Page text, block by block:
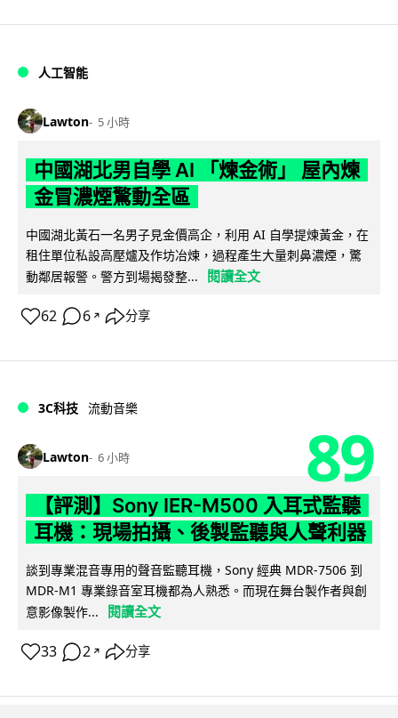
人工智能
Lawton 5 小時
中國湖北男自學 AI 「煉金術」 屋內煉
金冒濃煙驚動全區
中國湖北黃石一名男子見金價高企，利用 AI 自學提煉黃金，在
租住單位私設高壓爐及作坊冶煉，過程產生大量刺鼻濃煙，驚
動鄰居報警。警方到場揭發整...
閱讀全文
62 6 ↗ 分享
3C科技 流動音樂
Lawton 6 小時 89
【評測】Sony IER-M500 入耳式監聽
耳機：現場拍攝、後製監聽與人聲利器
談到專業混音專用的聲音監聽耳機，Sony 經典 MDR-7506 到
MDR-M1 專業錄音室耳機都為人熟悉。而現在舞台製作者與創
意影像製作...
閱讀全文
33 2 ↗ 分享